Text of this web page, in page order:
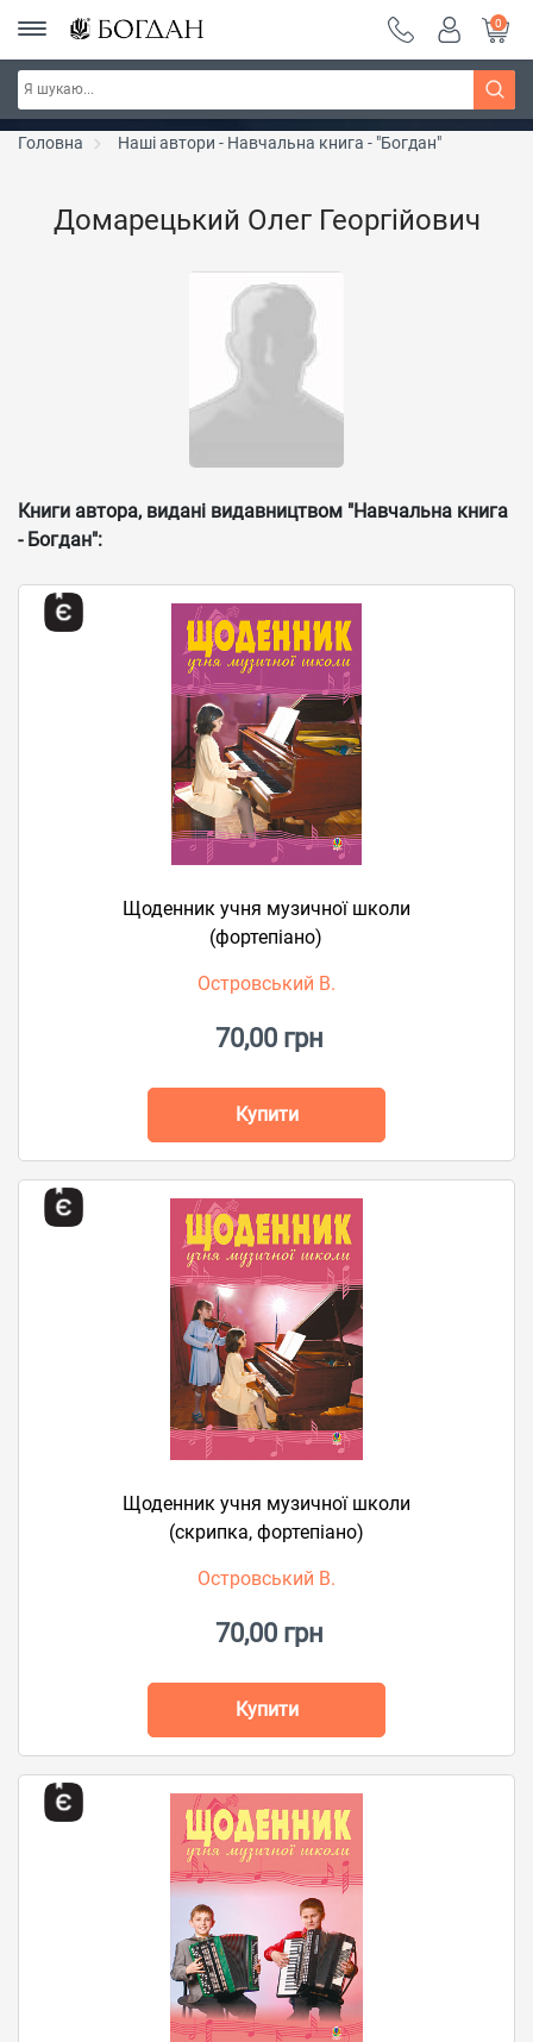
Серія "Чейзіана" ~ знижка 20%
0
Головна Наші автори - Навчальна книга - "Богдан"
Домарецький Олег Георгійович
Книги автора, видані видавництвом "Навчальна книга
- Богдан":
Щоденник учня музичної школи
(фортепіано)
Островський В.
70,00 грн
Купити
Щоденник учня музичної школи
(скрипка, фортепіано)
Островський В.
70,00 грн
Купити